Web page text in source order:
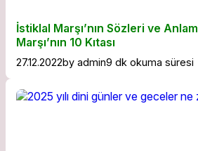
İstiklal Marşı’nın Sözleri ve
Marşı’nın 10 Kıtası
27.12.2022by admin9 dk okuma süresi